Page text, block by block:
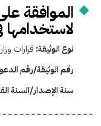
الموافقة
نوع الوثيقة: قرارات
رقم الوثيقة/رقم
سنة الإصدار/السنة